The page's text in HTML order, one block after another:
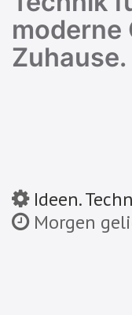
moderne
Zuhause.
Ideen.
Morgen